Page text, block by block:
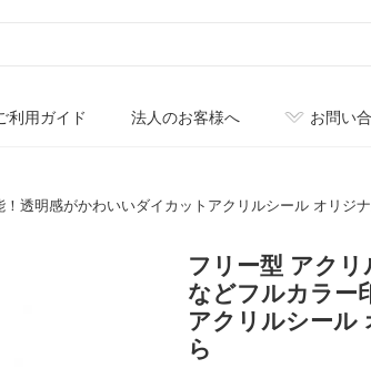
利用ガイド 法人のお客様へ お問い
透明感がかわいいダイカットアクリルシール オリジ
フリー型 アク
などフルカラー
アクリルシール
ら